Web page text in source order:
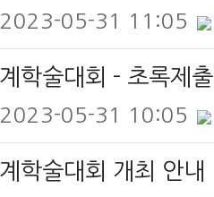
2023-05-31 11:05
학술대회 - 초록제
2023-05-31 10:05
학술대회 개최 안내